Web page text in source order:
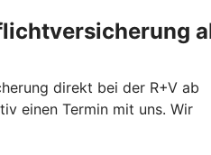
direkt bei der R+V ab
einen Termin mit uns. Wir